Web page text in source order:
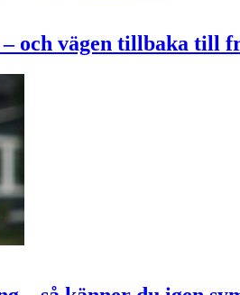
och vägen tillbaka till